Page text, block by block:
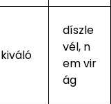
kiváló
díszle
vél, n
em vir
ág